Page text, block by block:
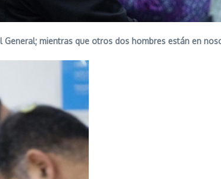
mientras que otros dos hombres están en